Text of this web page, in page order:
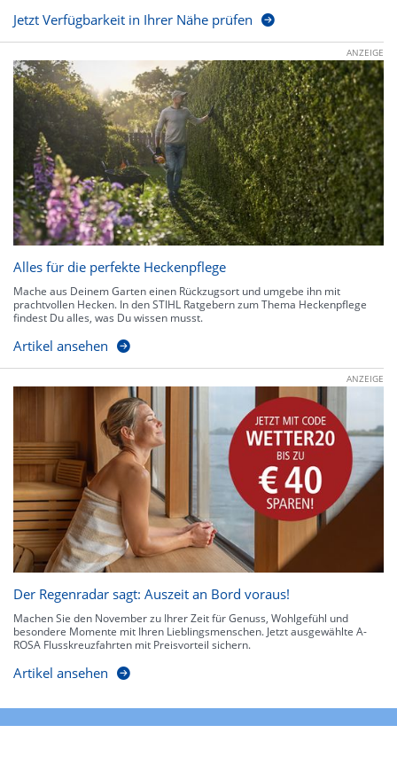
Jetzt Verfügbarkeit in Ihrer Nähe prüfen
ANZEIGE
Alles für die perfekte Heckenpflege
Mache aus Deinem Garten einen Rückzugsort und umgebe ihn mit
prachtvollen Hecken. In den STIHL Ratgebern zum Thema Heckenpflege
findest Du alles, was Du wissen musst.
Artikel ansehen
ANZEIGE
Der Regenradar sagt: Auszeit an Bord voraus!
Machen Sie den November zu Ihrer Zeit für Genuss, Wohlgefühl und
besondere Momente mit Ihren Lieblingsmenschen. Jetzt ausgewählte A-
ROSA Flusskreuzfahrten mit Preisvorteil sichern.
Artikel ansehen